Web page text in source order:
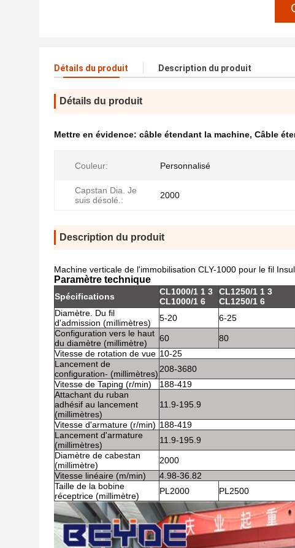
Détails du produit Description du produit
Détails du produit
Mettre en évidence: câble étendant la machine, Câble
Couleur: Personnalisé
Capstan Dia. Je
suis désolé.:
2000
Description du produit
Machine verticale de l'immobilisation CLY-1000 pour le fil
Paramètre technique
Spécifications
CL1000/1 1 3
CL1000/1 6
CL1250/1 1 3
CL1250/1 6
Diamètre. Du fil
d'admission (millimètres)
5-20 6-25
Configuration vers le haut
du diamètre (millimètre)
60 80
Vitesse de rotation de vue 10-25
Lancement de
configuration- (millimètres) 208-3680
Vitesse de Taping (r/min)
188-419
Attachant du ruban
adhésif au lancement
(millimètres)
11.9-195.9
Vitesse d'armature (r/min) 188-419
Lancement d'armature
(millimètres)
11.9-195.9
Diamètre de cabestan
(millimètre)
2000
Vitesse linéaire (m/min)
4.98-36.82
Taille de la bobine
réceptrice (millimètre)
PL2000 PL2500